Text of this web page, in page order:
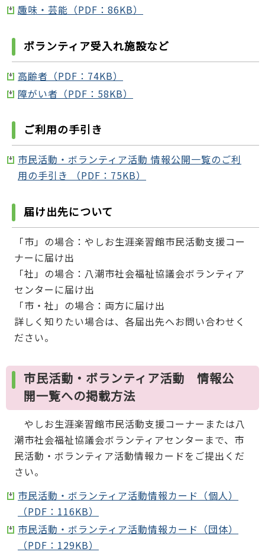
趣味・芸能（PDF：86KB）
ボランティア受入れ施設など
高齢者（PDF：74KB）
障がい者（PDF：58KB）
ご利用の手引き
市民活動・ボランティア活動 情報公開一覧のご利
用の手引き （PDF：75KB）
届け出先について
「市」の場合：やしお生涯楽習館市民活動支援コー
ナーに届け出
「社」の場合：八潮市社会福祉協議会ボランティア
センターに届け出
「市・社」の場合：両方に届け出
詳しく知りたい場合は、各届出先へお問い合わせく
ださい。
市民活動・ボランティア活動 情報公
開一覧への掲載方法
やしお生涯楽習館市民活動支援コーナーまたは八
潮市社会福祉協議会ボランティアセンターまで、市
民活動・ボランティア活動情報カードをご提出くだ
さい。
市民活動・ボランティア活動情報カード（個人）
（PDF：116KB）
市民活動・ボランティア活動情報カード（団体）
（PDF：129KB）